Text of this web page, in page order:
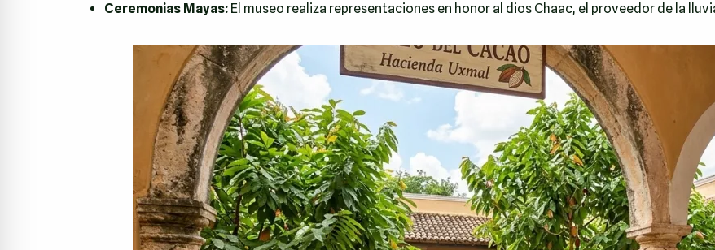
Ceremonias Mayas: El museo realiza representaciones en honor al dios Chaac, el proveedor de la